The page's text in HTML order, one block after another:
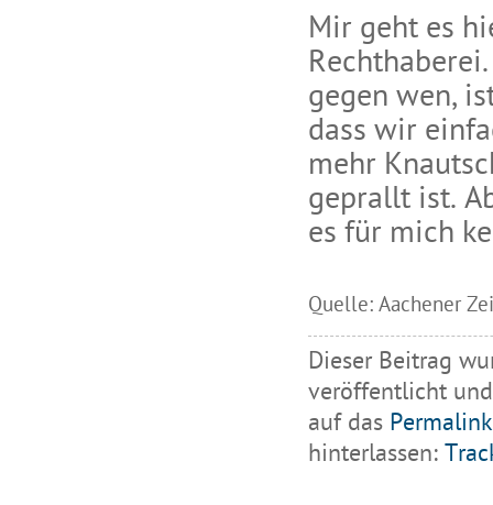
Mir geht es
gegen wen,
dass wir
mehr
geprallt ist.
es für mich
Quelle: Aachener
Dieser Beitrag
veröffentlicht
auf das Permalink
hinterlassen: